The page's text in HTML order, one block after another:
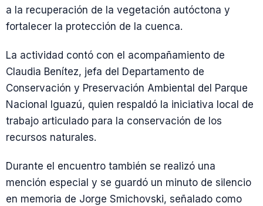
a la recuperación de la vegetación autóctona y
fortalecer la protección de la cuenca.
La actividad contó con el acompañamiento de
Claudia Benítez, jefa del Departamento de
Conservación y Preservación Ambiental del Parque
Nacional Iguazú, quien respaldó la iniciativa local de
trabajo articulado para la conservación de los
recursos naturales.
Durante el encuentro también se realizó una
mención especial y se guardó un minuto de silencio
en memoria de Jorge Smichovski, señalado como